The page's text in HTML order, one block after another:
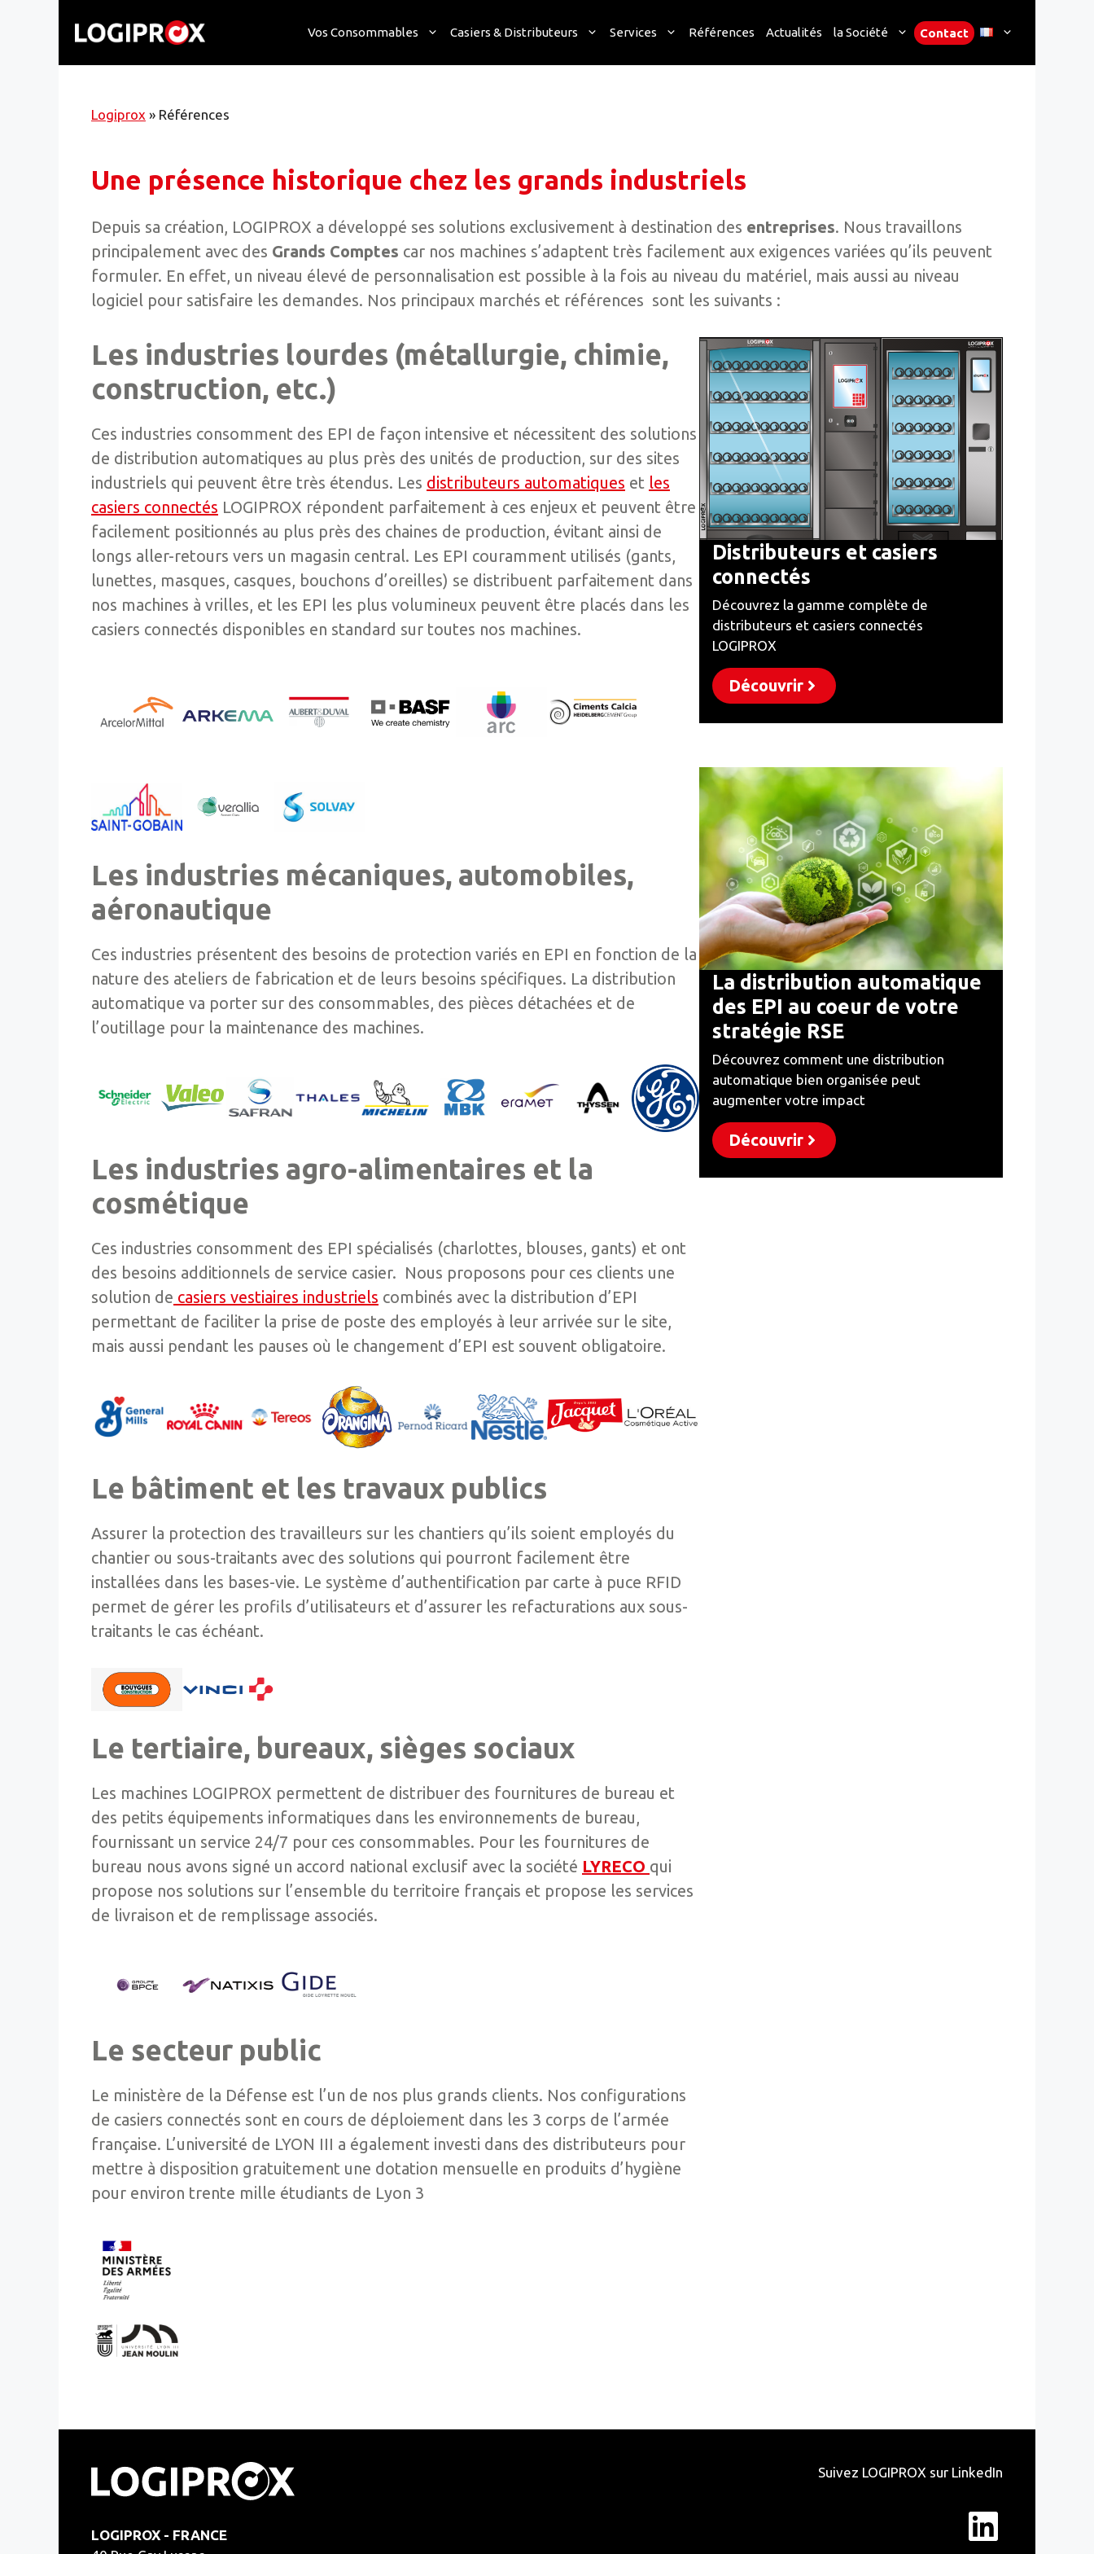
Vos Consommables Casiers & Distributeurs Services Références Actualités la Société Contact
Logiprox » Références
Une présence historique chez les grands industriels
Depuis sa création, LOGIPROX a développé ses solutions exclusivement à destination des entreprises. Nous travaillons
principalement avec des Grands Comptes car nos machines s’adaptent très facilement aux exigences variées qu’ils peuvent
formuler. En effet, un niveau élevé de personnalisation est possible à la fois au niveau du matériel, mais aussi au niveau
logiciel pour satisfaire les demandes. Nos principaux marchés et références sont les suivants :
Les industries lourdes (métallurgie, chimie,
construction, etc.)
Ces industries consomment des EPI de façon intensive et nécessitent des solutions
de distribution automatiques au plus près des unités de production, sur des sites
industriels qui peuvent être très étendus. Les distributeurs automatiques et les
casiers connectés LOGIPROX répondent parfaitement à ces enjeux et peuvent être
facilement positionnés au plus près des chaines de production, évitant ainsi de
longs aller-retours vers un magasin central. Les EPI couramment utilisés (gants,
lunettes, masques, casques, bouchons d’oreilles) se distribuent parfaitement dans
nos machines à vrilles, et les EPI les plus volumineux peuvent être placés dans les
casiers connectés disponibles en standard sur toutes nos machines.
Les industries mécaniques, automobiles,
aéronautique
Ces industries présentent des besoins de protection variés en EPI en fonction de la
nature des ateliers de fabrication et de leurs besoins spécifiques. La distribution
automatique va porter sur des consommables, des pièces détachées et de
l’outillage pour la maintenance des machines.
Les industries agro-alimentaires et la
cosmétique
Ces industries consomment des EPI spécialisés (charlottes, blouses, gants) et ont
des besoins additionnels de service casier. Nous proposons pour ces clients une
solution de casiers vestiaires industriels combinés avec la distribution d’EPI
permettant de faciliter la prise de poste des employés à leur arrivée sur le site,
mais aussi pendant les pauses où le changement d’EPI est souvent obligatoire.
Le bâtiment et les travaux publics
Assurer la protection des travailleurs sur les chantiers qu’ils soient employés du
chantier ou sous-traitants avec des solutions qui pourront facilement être
installées dans les bases-vie. Le système d’authentification par carte à puce RFID
permet de gérer les profils d’utilisateurs et d’assurer les refacturations aux sous-
traitants le cas échéant.
Le tertiaire, bureaux, sièges sociaux
Les machines LOGIPROX permettent de distribuer des fournitures de bureau et
des petits équipements informatiques dans les environnements de bureau,
fournissant un service 24/7 pour ces consommables. Pour les fournitures de
bureau nous avons signé un accord national exclusif avec la société LYRECO qui
propose nos solutions sur l’ensemble du territoire français et propose les services
de livraison et de remplissage associés.
Le secteur public
Le ministère de la Défense est l’un de nos plus grands clients. Nos configurations
de casiers connectés sont en cours de déploiement dans les 3 corps de l’armée
française. L’université de LYON III a également investi dans des distributeurs pour
mettre à disposition gratuitement une dotation mensuelle en produits d’hygiène
pour environ trente mille étudiants de Lyon 3
Distributeurs et casiers
connectés
Découvrez la gamme complète de
distributeurs et casiers connectés
LOGIPROX
Découvrir
La distribution automatique
des EPI au coeur de votre
stratégie RSE
Découvrez comment une distribution
automatique bien organisée peut
augmenter votre impact
Découvrir
LOGIPROX - FRANCE
Suivez LOGIPROX sur LinkedIn